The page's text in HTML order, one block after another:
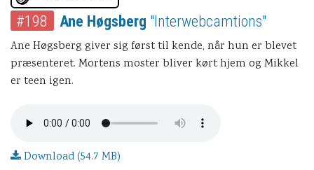
#198 Ane Høgsberg "Interwebcamtions"
Ane Høgsberg giver sig først til kende, når hun er blevet
præsenteret. Mortens moster bliver kørt hjem og Mikkel
er teen igen.
Download (54.7 MB)